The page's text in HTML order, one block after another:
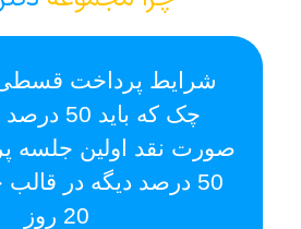
شرایط پرداخت
چک که
صورت نقد اولین جلسه
50 درصد دیگه در
20 روز